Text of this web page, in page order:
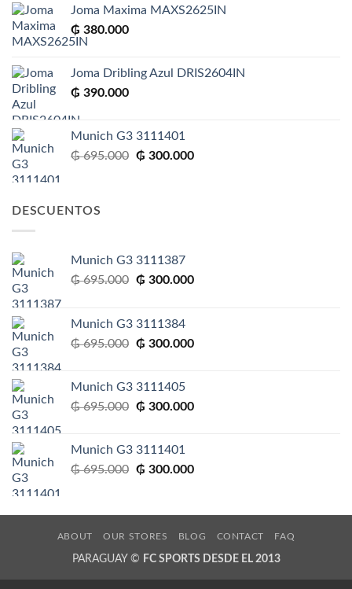
era:
es:
Joma Maxima MAXS2625IN
₲ 380.000
Joma Dribling Azul DRIS2604IN
₲ 390.000
Munich G3 3111401
₲695.000 El
₲ 300.000El
DESCUENTOS
Munich G3 3111387
₲695.000 El
era:
₲ 695.000.
₲ 300.000El
₲ 300.000.
Munich G3 3111384
₲695.000 El
era:
₲ 695.000.
₲ 300.000El
₲ 300.000.
Munich G3 3111405
₲695.000 El
era:
₲ 695.000.
₲ 300.000El
₲ 300.000.
Munich G3 3111401
₲695.000 El
era:
₲ 695.000.
₲ 300.000El
es:
₲ 300.000.
ABOUT OUR STORES BLOG CONTACT FAQ
PARAGUAY © FC SPORTS DESDE EL 2013